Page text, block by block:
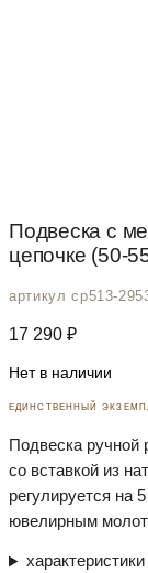
Подвеска с
цепочке (50-
артикул cp513-
17 290 ₽
Нет в наличии
единственный
Подвеска ручной
со вставкой из
регулируется на
ювелирным
характеристики